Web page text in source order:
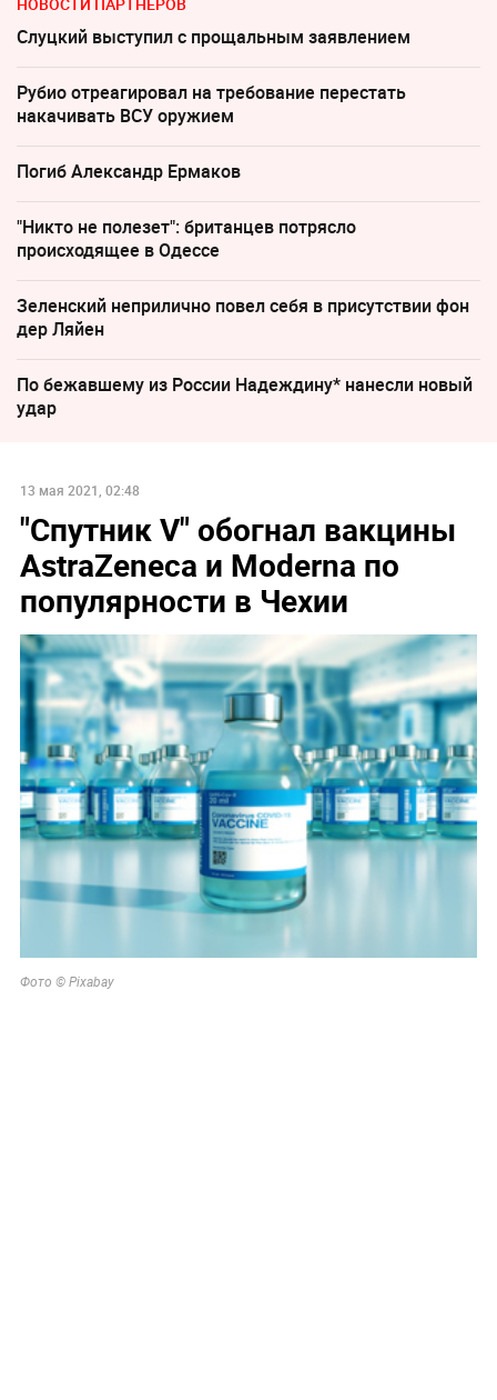
Слуцкий выступил с прощальным заявлением
Рубио отреагировал на требование перестать
накачивать ВСУ оружием
Погиб Александр Ермаков
"Никто не полезет": британцев потрясло
происходящее в Одессе
Зеленский неприлично повел cебя в присутствии фон
дер Ляйен
По бежавшему из России Надеждину* нанесли новый
удар
13 мая 2021, 02:48
"Спутник V" обогнал вакцины
AstraZeneca и Moderna по
популярности в Чехии
Фото © Pixabay